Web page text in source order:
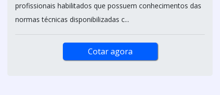
profissionais habilitados que possuem conhecimentos das
normas técnicas disponibilizadas c...
Cotar agora